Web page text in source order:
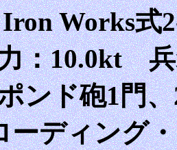
Works式
：10.0kt 兵
ンド砲1門
ーディング